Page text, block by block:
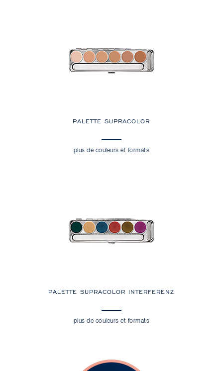
PALETTE SUPRACOLOR
plus de couleurs et formats
PALETTE SUPRACOLOR INTERFERENZ
plus de couleurs et formats